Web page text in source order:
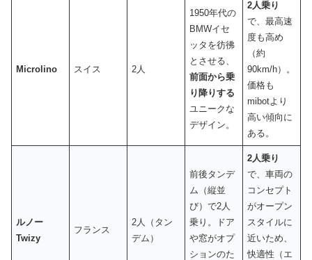
Microlino スイス 2人
1950年代の
BMWイセ
ッタを彷彿
とさせる、
前面から乗
り降りする
ユニークな
デザイン。
2 人乗り
で、最高速
度も高め
（約
90km/h）。
価格も
mibotより
高い傾向に
ある。
ルノー
Twizy
フランス
2人（タン
デム）
前後タンデ
ム（縦並
び）で2人
乗り。ドア
や窓がオプ
ションのた
2 人乗り
で、車両の
コンセプト
がオープン
スタイルに
近いため、
快適性（エ